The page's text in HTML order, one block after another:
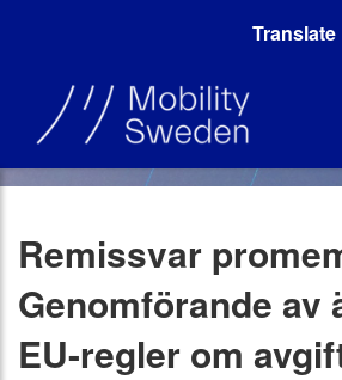
Translate
Remissvar
Genomförande av
EU-regler om